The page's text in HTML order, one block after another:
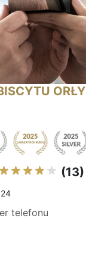
ORŁY
(13)
telefonu